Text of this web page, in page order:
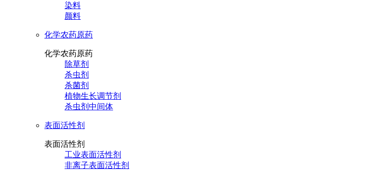
染料
颜料
化学农药原药
化学农药原药
除草剂
杀虫剂
杀菌剂
植物生长调节剂
杀虫剂中间体
表面活性剂
表面活性剂
工业表面活性剂
非离子表面活性剂